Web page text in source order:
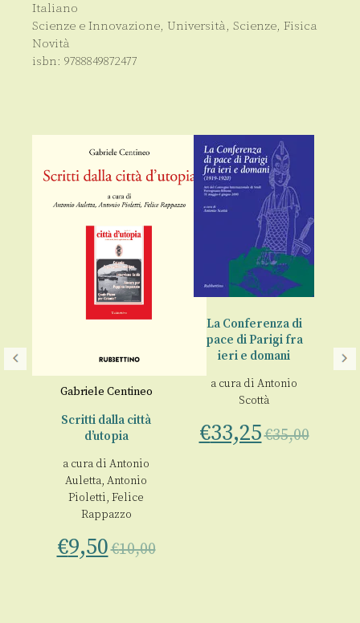
Italiano
Scienze e Innovazione, Università, Scienze, Fisica
Novità
isbn: 9788849872477
Gabriele Centineo
Scritti dalla città
d’utopia
a cura di Antonio
Auletta, Antonio
Pioletti, Felice
Rappazzo
€9,50€10,00
La Conferenza di
pace di Parigi fra
ieri e domani
a cura di Antonio
Scottà
€33,25€35,00